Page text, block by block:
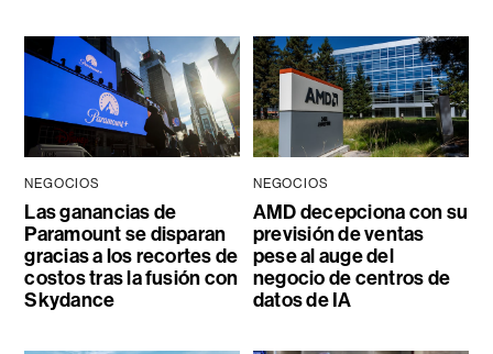
NEGOCIOS
Las ganancias de
Paramount se disparan
gracias a los recortes de
costos tras la fusión con
Skydance
NEGOCIOS
AMD decepciona con su
previsión de ventas
pese al auge del
negocio de centros de
datos de IA